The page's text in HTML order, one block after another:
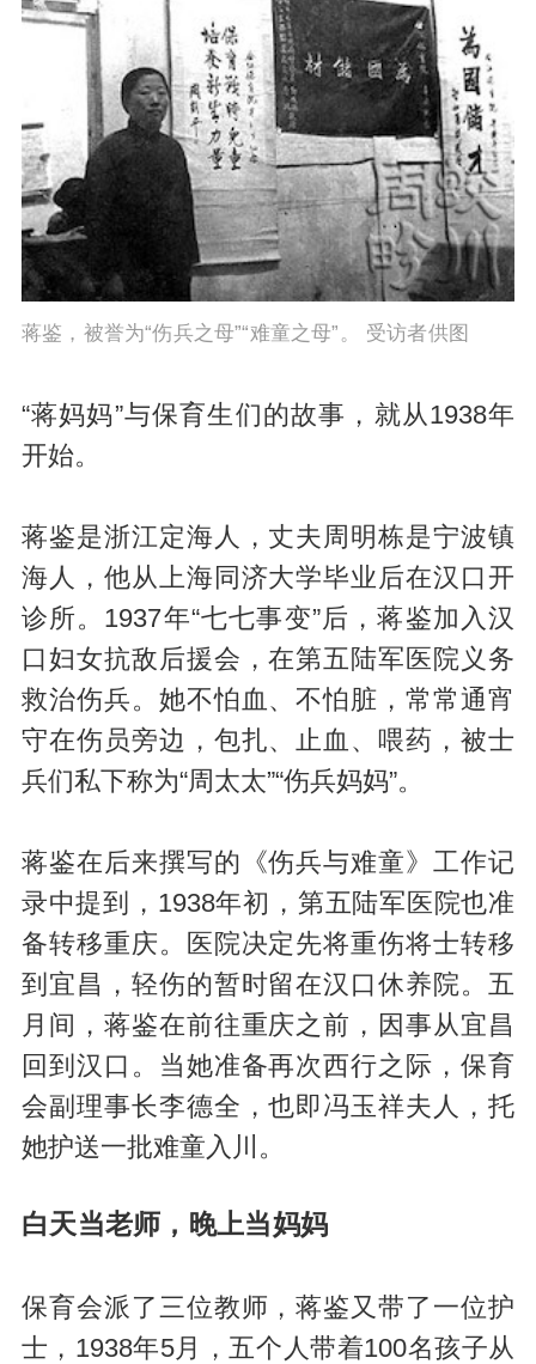
蒋鉴，被誉为“伤兵之母”“难童之母”。 受访者供图
“蒋妈妈”与保育生们的故事，就从1938年
开始。
蒋鉴是浙江定海人，丈夫周明栋是宁波镇
海人，他从上海同济大学毕业后在汉口开
诊所。1937年“七七事变”后，蒋鉴加入汉
口妇女抗敌后援会，在第五陆军医院义务
救治伤兵。她不怕血、不怕脏，常常通宵
守在伤员旁边，包扎、止血、喂药，被士
兵们私下称为“周太太”“伤兵妈妈”。
蒋鉴在后来撰写的《伤兵与难童》工作记
录中提到，1938年初，第五陆军医院也准
备转移重庆。医院决定先将重伤将士转移
到宜昌，轻伤的暂时留在汉口休养院。五
月间，蒋鉴在前往重庆之前，因事从宜昌
回到汉口。当她准备再次西行之际，保育
会副理事长李德全，也即冯玉祥夫人，托
她护送一批难童入川。
白天当老师，晚上当妈妈
保育会派了三位教师，蒋鉴又带了一位护
士，1938年5月，五个人带着100名孩子从